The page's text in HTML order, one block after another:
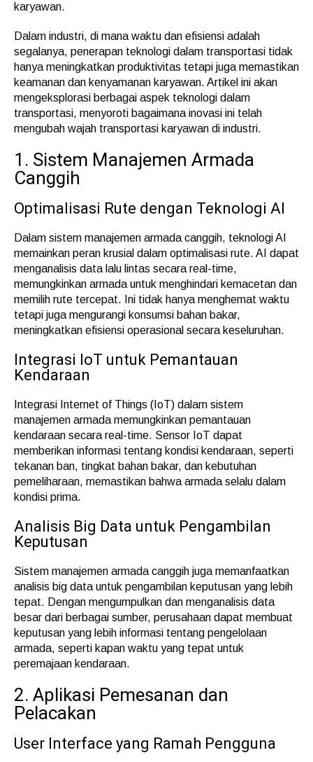
karyawan.
Dalam industri, di mana waktu dan efisiensi adalah
segalanya, penerapan teknologi dalam transportasi tidak
hanya meningkatkan produktivitas tetapi juga memastikan
keamanan dan kenyamanan karyawan. Artikel ini akan
mengeksplorasi berbagai aspek teknologi dalam
transportasi, menyoroti bagaimana inovasi ini telah
mengubah wajah transportasi karyawan di industri.
1. Sistem Manajemen Armada
Canggih
Optimalisasi Rute dengan Teknologi AI
Dalam sistem manajemen armada canggih, teknologi AI
memainkan peran krusial dalam optimalisasi rute. AI dapat
menganalisis data lalu lintas secara real-time,
memungkinkan armada untuk menghindari kemacetan dan
memilih rute tercepat. Ini tidak hanya menghemat waktu
tetapi juga mengurangi konsumsi bahan bakar,
meningkatkan efisiensi operasional secara keseluruhan.
Integrasi IoT untuk Pemantauan
Kendaraan
Integrasi Internet of Things (IoT) dalam sistem
manajemen armada memungkinkan pemantauan
kendaraan secara real-time. Sensor IoT dapat
memberikan informasi tentang kondisi kendaraan, seperti
tekanan ban, tingkat bahan bakar, dan kebutuhan
pemeliharaan, memastikan bahwa armada selalu dalam
kondisi prima.
Analisis Big Data untuk Pengambilan
Keputusan
Sistem manajemen armada canggih juga memanfaatkan
analisis big data untuk pengambilan keputusan yang lebih
tepat. Dengan mengumpulkan dan menganalisis data
besar dari berbagai sumber, perusahaan dapat membuat
keputusan yang lebih informasi tentang pengelolaan
armada, seperti kapan waktu yang tepat untuk
peremajaan kendaraan.
2. Aplikasi Pemesanan dan
Pelacakan
User Interface yang Ramah Pengguna